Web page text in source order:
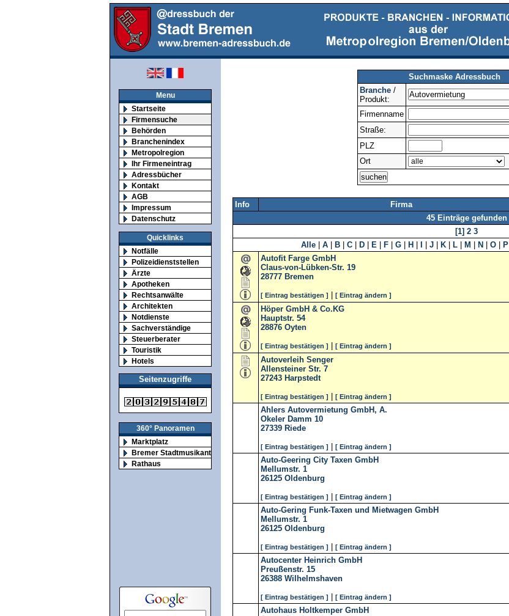
Menu
Startseite
Firmensuche
Behörden
Branchenindex
Metropolregion
Ihr Firmeneintrag
Adressbücher
Kontakt
AGB
Impressum
Datenschutz
Quicklinks
Notfälle
Polizeidienststellen
Ärzte
Apotheken
Rechtsanwälte
Architekten
Notdienste
Sachverständige
Steuerberater
Touristik
Hotels
Seitenzugriffe
360° Panoramen
Marktplatz
Bremer Stadtmusikanten
Rathaus
Suchmaske Adressbuch
Branche/
Produkt:
Firmenname
Straße:
PLZ
Ort
Info Firma
45 Einträge gefunden
[1] 2 3
Alle
A B C D E F G H J K L M N O P
Autofit Farge GmbH
Claus-von-Lübken-Str. 19
28777 Bremen
[ Eintrag bestätigen ] [ Eintrag ändern ]
Höper GmbH & Co.KG
Hauptstr. 54
28876 Oyten
[ Eintrag bestätigen ] [ Eintrag ändern ]
Autoverleih Senger
Allensteiner Str. 7
27243 Harpstedt
[ Eintrag bestätigen ] [ Eintrag ändern ]
Ahlers Autovermietung GmbH, A.
Okeler Damm 10
27339 Riede
[ Eintrag bestätigen ] [ Eintrag ändern ]
Auto-Geering City Taxen GmbH
Mellumstr. 1
26125 Oldenburg
[ Eintrag bestätigen ] [ Eintrag ändern ]
Auto-Gering Funk-Taxen und Mietwagen GmbH
Mellumstr. 1
26125 Oldenburg
[ Eintrag bestätigen ] [ Eintrag ändern ]
Autocenter Heinrich GmbH
Preußenstr. 15
26388 Wilhelmshaven
[ Eintrag bestätigen ] [ Eintrag ändern ]
Autohaus Holtkemper GmbH